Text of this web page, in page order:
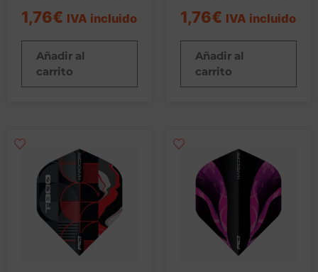
1,76€ IVA incluido
Añadir al
carrito
1,76€ IVA incluido
Añadir al
carrito